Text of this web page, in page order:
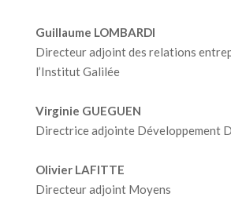
Guillaume LOMBARDI
Directeur adjoint des relations
l’Institut Galilée
Virginie GUEGUEN
Directrice adjointe Développement
Olivier LAFITTE
Directeur adjoint Moyens